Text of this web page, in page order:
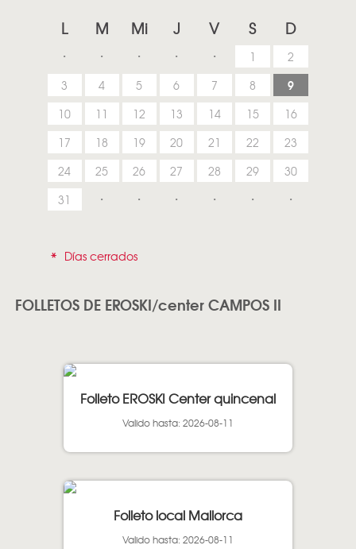
L M Mi J V S D
1
2
3
4 5 6 7 8 9
10 11 12 13 14 15
16
17
18 19 20 21 22
23
24
25 26 27 28 29
30
31
* Días cerrados
FOLLETOS DE EROSKI/center CAMPOS II
Folleto EROSKI Center quincenal
Valido hasta: 2026-08-11
Folleto local Mallorca
Valido hasta: 2026-08-11